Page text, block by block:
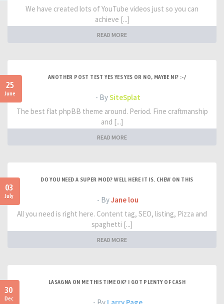
We have created lots of YouTube videos just so you can
achieve [...]
READ MORE
25
June
ANOTHER POST TEST YES YES YES OR NO, MAYBE NI? :-/
- BySiteSplat
The best flat phpBB theme around. Period. Fine craftmanship
and [...]
READ MORE
03
July
DO YOU NEED A SUPER MOD? WELL HERE IT IS. CHEW ON THIS
- ByJane lou
All you need is right here. Content tag, SEO, listing, Pizza and
spaghetti [...]
READ MORE
30
Dec
LASAGNA ON ME THIS TIME OK? I GOT PLENTY OF CASH